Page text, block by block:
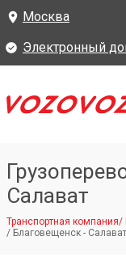
Москва
Электронный
Салават
Транспортная компания/
/ Благовещенск - Салават